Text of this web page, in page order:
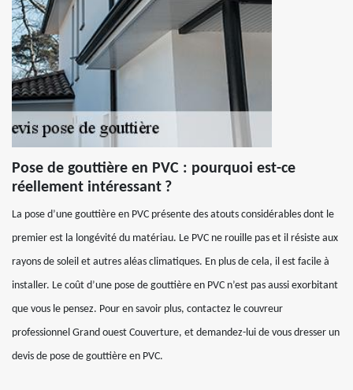
Pose de gouttière en PVC : pourquoi est-ce
réellement intéressant ?
La pose d’une gouttière en PVC présente des atouts considérables dont le
premier est la longévité du matériau. Le PVC ne rouille pas et il résiste aux
rayons de soleil et autres aléas climatiques. En plus de cela, il est facile à
installer. Le coût d’une pose de gouttière en PVC n’est pas aussi exorbitant
que vous le pensez. Pour en savoir plus, contactez le couvreur
professionnel Grand ouest Couverture, et demandez-lui de vous dresser un
devis de pose de gouttière en PVC.